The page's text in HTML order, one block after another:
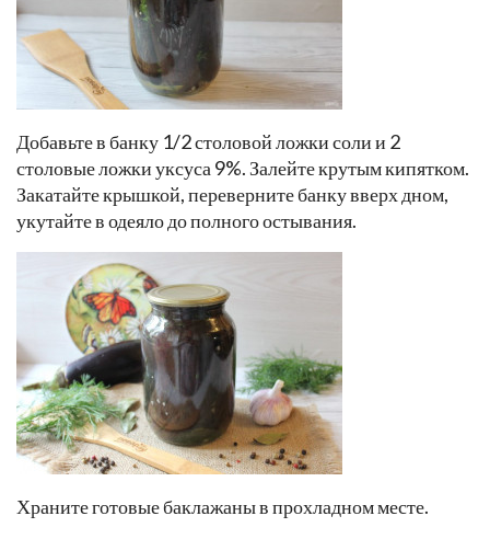
Добавьте в банку 1/2 столовой ложки соли и 2
столовые ложки уксуса 9%. Залейте крутым кипятком.
Закатайте крышкой, переверните банку вверх дном,
укутайте в одеяло до полного остывания.
Храните готовые баклажаны в прохладном месте.